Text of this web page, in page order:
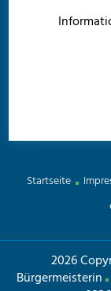
Startseite
2026
Bürgermeisterin